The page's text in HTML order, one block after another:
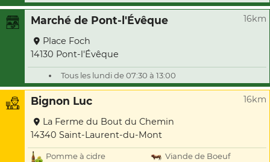
Marché de Pont-l'Évêque 16km
Place Foch
14130 Pont-l'Évêque
Tous les lundi de 07:30 à 13:00
Bignon Luc 16km
La Ferme du Bout du Chemin
14340 Saint-Laurent-du-Mont
Pomme à cidre Viande de Boeuf